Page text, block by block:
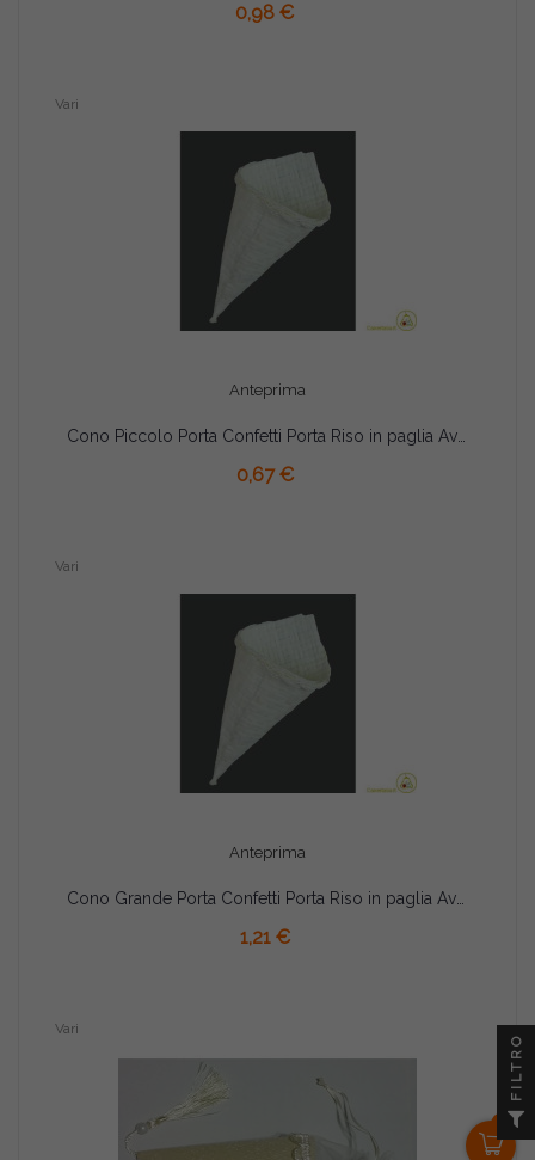
0,98 €
Anteprima
Vari
0,67 €
Anteprima
Vari
1,21 €
Vari
FILTRO